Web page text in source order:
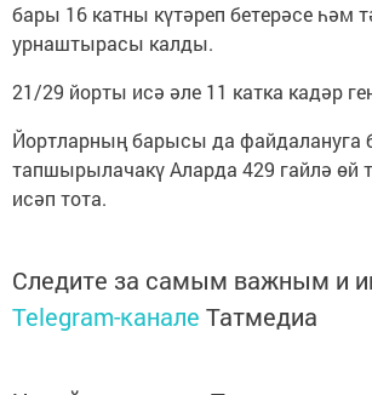
бары 16 катны күтәреп бетерәсе һәм
урнаштырасы калды.
21/29 йорты исә әле 11 катка кадәр
Йортларның барысы да файдалануга
тапшырылачакү Аларда 429 гайлә өй
исәп тота.
Следите за самым важным и
Telegram-канале Татмедиа